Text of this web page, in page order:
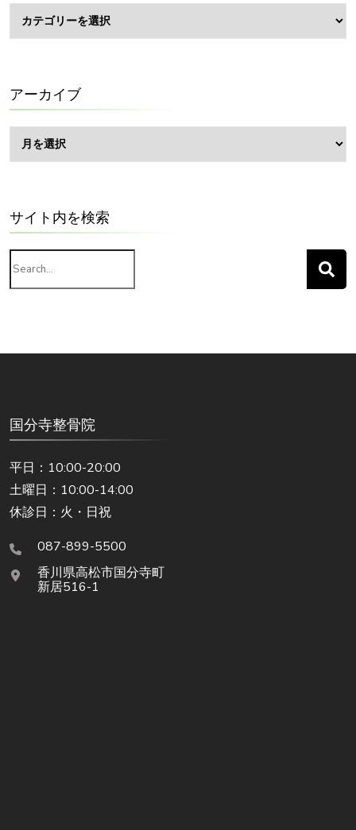
カ
テ
ー
アーカイブ
ー
カ
サイト内を検索
Search
for:
国分寺整骨院
平日：10:00-20:00
土曜日：10:00-14:00
休診日：火・日祝
087-899-5500
香川県高松市国分寺町
新居516-1